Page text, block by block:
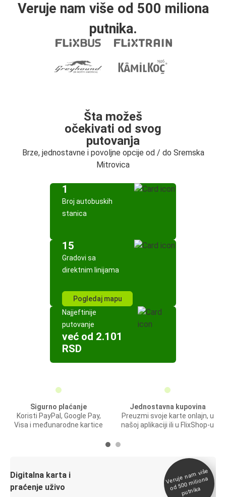
Veruje nam više od 500 miliona
putnika.
Šta možeš
očekivati od svog
putovanja
Brze, jednostavne i povoljne opcije od / do Sremska
Mitrovica
1
Broj autobuskih
stanica
15
Gradovi sa
direktnim linijama
Pogledaj mapu
Najjeftinije
putovanje
već od 2.101
RSD
Sigurno plaćanje
Koristi PayPal, Google Pay,
Visa i međunarodne kartice
Jednostavna kupovina
Preuzmi svoje karte onlajn, u
našoj aplikaciji ili u FlixShop-u
Digitalna karta i
praćenje uživo
Veruje na
m više
od 500
miliona
putnika